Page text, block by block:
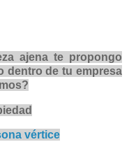
ajena te propongo
dentro de tu empresa
vértice